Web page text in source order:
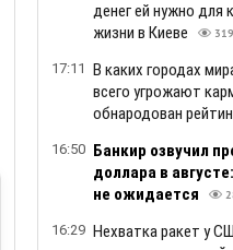
денег ей нужно для
жизни в Киеве
319
17:11 В каких городах
всего угрожают
обнародован
16:50 Банкир озвучил
доллара в
не ожидается
16:29 Нехватка ракет у